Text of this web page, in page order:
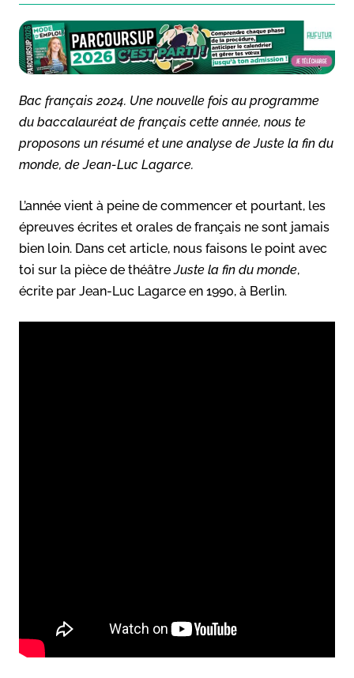
Bac français 2024. Une nouvelle fois au programme
du baccalauréat de français cette année, nous te
proposons un résumé et une analyse deJuste la fin du
monde, de Jean-Luc Lagarce.
L’année vient à peine de commencer et pourtant, les
épreuves écrites et orales de français ne sont jamais
bien loin. Dans cet article, nous faisons le point avec
toi sur la pièce de théâtreJuste la fin du monde,
écrite par Jean-Luc Lagarce en 1990, à Berlin.